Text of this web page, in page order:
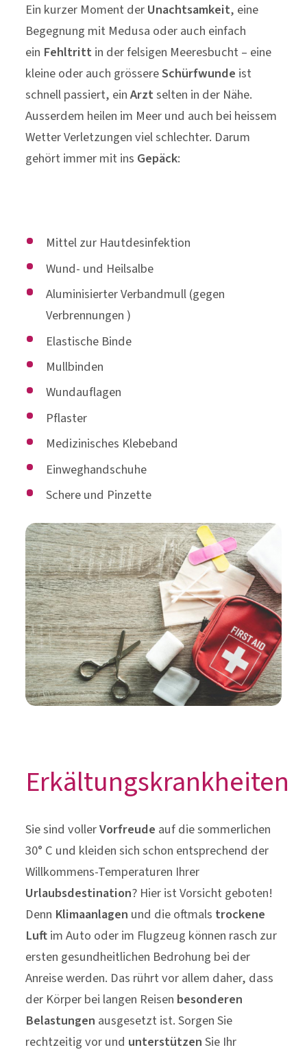
Ein kurzer Moment derUnachtsamkeit, eine
Begegnung mit Medusa oder auch einfach
ein Fehltrittin der felsigen Meeresbucht – eine
kleine oder auch grössereSchürfwunde ist
schnell passiert, einArztselten in der Nähe.
Ausserdem heilen im Meer und auch bei heissem
Wetter Verletzungen viel schlechter. Darum
gehört immer mit ins Gepäck:
Mittel zur Hautdesinfektion
Wund- und Heilsalbe
Aluminisierter Verbandmull (gegen
Verbrennungen )
Elastische Binde
Mullbinden
Wundauflagen
Pflaster
Medizinisches Klebeband
Einweghandschuhe
Schere und Pinzette
Erkältungskrankheiten
Sie sind vollerVorfreude auf die sommerlichen
30° C und kleiden sich schon entsprechend der
Willkommens-Temperaturen Ihrer
Urlaubsdestination? Hier ist Vorsicht geboten!
Denn Klimaanlagen und die oftmals trockene
Luftim Auto oder im Flugzeug können rasch zur
ersten gesundheitlichen Bedrohung bei der
Anreise werden. Das rührt vor allem daher, dass
der Körper bei langen Reisen besonderen
Belastungen ausgesetzt ist. Sorgen Sie
rechtzeitig vor und unterstützenSie Ihr